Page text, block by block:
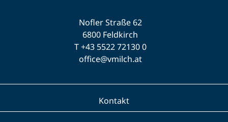
Nofler Straße 62
6800 Feldkirch
T +43 5522 72130 0
office@vmilch.at
Kontakt